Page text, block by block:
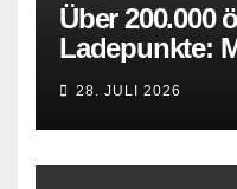
Über 200.000
Ladepunkte:
entspannt in
28. JULI 2026